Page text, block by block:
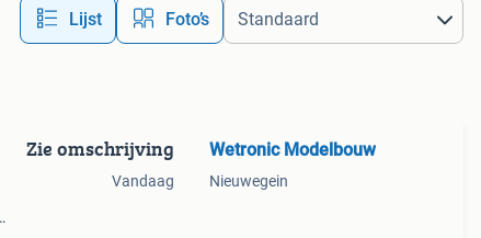
Lijst Foto’s
Zie omschrijving
Vandaag
Wetronic Modelbouw
Nieuwegein